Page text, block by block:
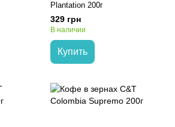
Plantation 200г
329 грн
В наличии
Купить